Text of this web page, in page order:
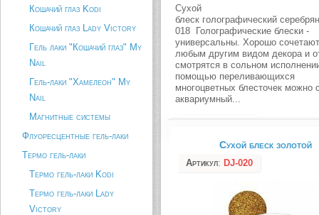
Кошачий глаз Kodi
Кошачий глаз Lady Victory
Гель лаки "Кошачий глаз" My
Nail
Гель-лаки "Хамелеон" My
Nail
Магнитные системы
Флуоресцентные гель-лаки
Термо гель-лаки
Термо гель-лаки Kodi
Термо гель-лаки Lady
Victory
Сухой
блеск голографический
018 Голографические блески -
универсальны. Хорошо
любым другим видом декора и
смотрятся в сольном
помощью переливающихся
многоцветных блесточек можно
аквариумный...
Сухой блеск золотой
Артикул: DJ-020